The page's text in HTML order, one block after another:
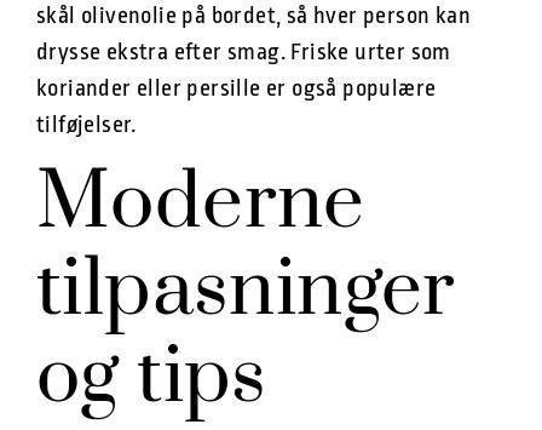
skål olivenolie på bordet, så hver person kan
drysse ekstra efter smag. Friske urter som
koriander eller persille er også populære
tilføjelser.
Moderne
tilpasninger
og tips